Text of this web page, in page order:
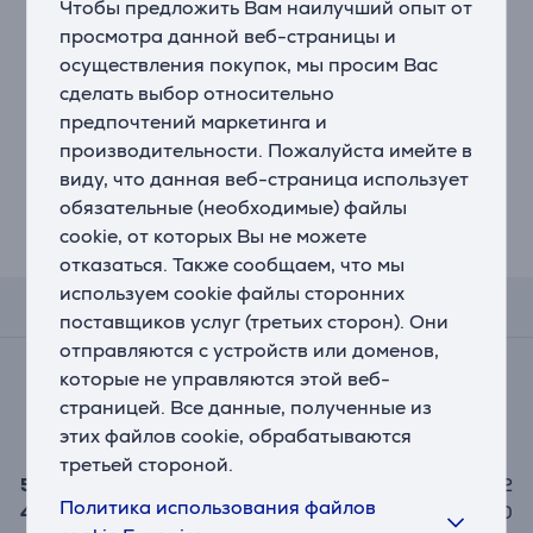
Чтобы предложить Вам наилучший опыт от
просмотра данной веб-страницы и
осуществления покупок, мы просим Вас
сделать выбор относительно
предпочтений маркетинга и
производительности. Пожалуйста имейте в
виду, что данная веб-страница использует
обязательные (необходимые) файлы
cookie, от которых Вы не можете
отказаться. Также сообщаем, что мы
используем cookie файлы сторонних
поставщиков услуг (третьих сторон). Они
отправляются с устройств или доменов,
которые не управляются этой веб-
страницей. Все данные, полученные из
этих файлов cookie, обрабатываются
третьей стороной.
Политика использования файлов
Electrolux - Угольный
фильтр
ECFB01ST
Цена:
25.99 €
Отзывы
Средняя оценка
(3)
3,7
5
2
4
0